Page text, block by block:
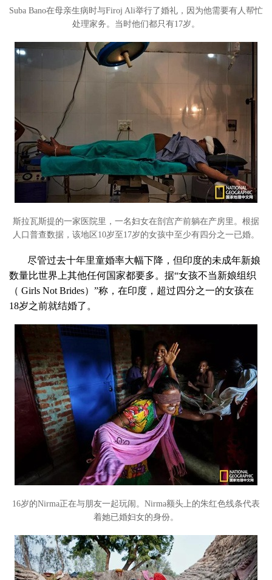
Suba Bano在母亲生病时与Firoj Ali举行了婚礼，因为他需要有人帮忙
处理家务。当时他们都只有17岁。
斯拉瓦斯提的一家医院里，一名妇女在剖宫产前躺在产房里。根据
人口普查数据，该地区10岁至17岁的女孩中至少有四分之一已婚。
尽管过去十年里童婚率大幅下降，但印度的未成年新娘
数量比世界上其他任何国家都要多。据“女孩不当新娘组织
（ Girls Not Brides）”称，在印度，超过四分之一的女孩在
18岁之前就结婚了。
16岁的Nirma正在与朋友一起玩闹。Nirma额头上的朱红色线条代表
着她已婚妇女的身份。